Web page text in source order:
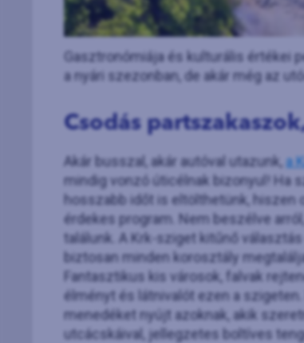
Gasztronómiája és kulturális értékei
a nyári szezonban, de akár még az
Csodás
Akár busszal, akár autóval utazunk, a
mindig vonzó úticélnak bizonyul! Ha
hosszabb időt is eltölthetünk, hiszen
érdekes program. Nem beszélve
találunk. A Krk-sziget kitűnő
biztosan minden korosztály
Fantasztikus kis városok, falvak
élményt és látnivalót ezen a
menedéket nyújt azoknak, akik
utcácskáival, jellegzetes boltíves